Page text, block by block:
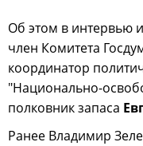
Об этом в интервью
член Комитета
координатор
"Национально-
полковник запаса
Ранее Владимир